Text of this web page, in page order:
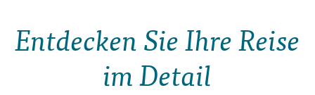
Entdecken Sie Ihre Reise
im Detail